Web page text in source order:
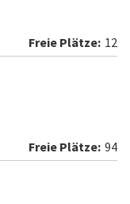
12
94